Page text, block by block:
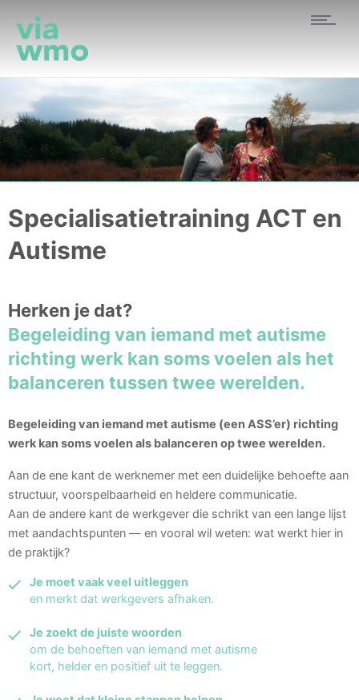
ACT & Autisme
Specialisatietraining ACT en
Autisme
Herken je dat?
Begeleiding van iemand met autisme
richting werk kan soms voelen als het
balanceren tussen twee werelden.
Begeleiding van iemand met autisme (een ASS’er) richting
werk kan soms voelen als balanceren op twee werelden.
Aan de ene kant de werknemer met een duidelijke behoefte aan
structuur, voorspelbaarheid en heldere communicatie.
Aan de andere kant de werkgever die schrikt van een lange lijst
met aandachtspunten — en vooral wil weten: wat werkt hier in
de praktijk?
Je moet vaak veel uitleggen
en merkt dat werkgevers afhaken.
Je zoekt de juiste woorden
om de behoeften van iemand met autisme
kort, helder en positief uit te leggen.